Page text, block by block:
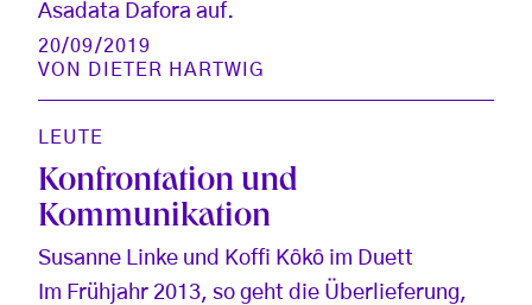
Asadata Dafora auf.
20/09/2019
VON
DIETER HARTWIG
LEUTE
Konfrontation und
Kommunikation
Susanne Linke und Koffi Kȏkȏ im Duett
Im Frühjahr 2013, so geht die Überlieferung,